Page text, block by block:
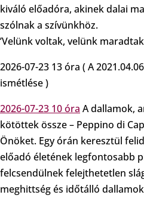
kiváló előadóra, akinek dalai
szólnak a szívünkhöz.
’Velünk voltak, velünk
2026-07-23 13 óra ( A
ismétlése )
2026-07-23 10 óra A dallamok,
kötöttek össze – Peppino di
Önöket. Egy órán keresztül
előadó életének legfontosabb
felcsendülnek felejthetetlen
meghittség és időtálló